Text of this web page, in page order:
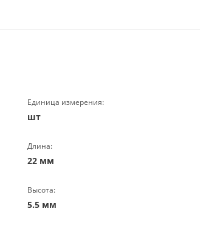
Единица измерения:
шт
Длина:
22 мм
Высота:
5.5 мм